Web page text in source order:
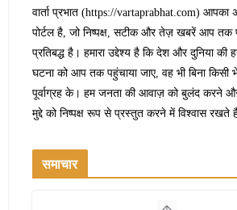
वार्ता प्रभात (https://vartaprabhat.com) आपका
पोर्टल है, जो निष्पक्ष, सटीक और तेज़ खबरें आप तक
प्रतिबद्ध है। हमारा उद्देश्य है कि देश और दुनिया की
घटना को आप तक पहुंचाया जाए, वह भी बिना किसी
पूर्वाग्रह के। हम जनता की आवाज़ को बुलंद करने
मुद्दे को निष्पक्ष रूप से प्रस्तुत करने में विश्वास रखते
समाचार